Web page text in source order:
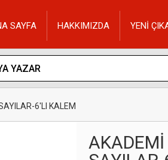
SAYFA HAKKIMIZDA YENİ
6'LI KALEM
AKADEMİ